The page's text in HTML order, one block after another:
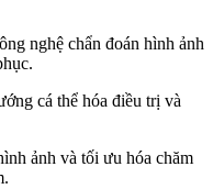
nghệ chẩn đoán hình ảnh
cá thể hóa điều trị và
ảnh và tối ưu hóa chăm